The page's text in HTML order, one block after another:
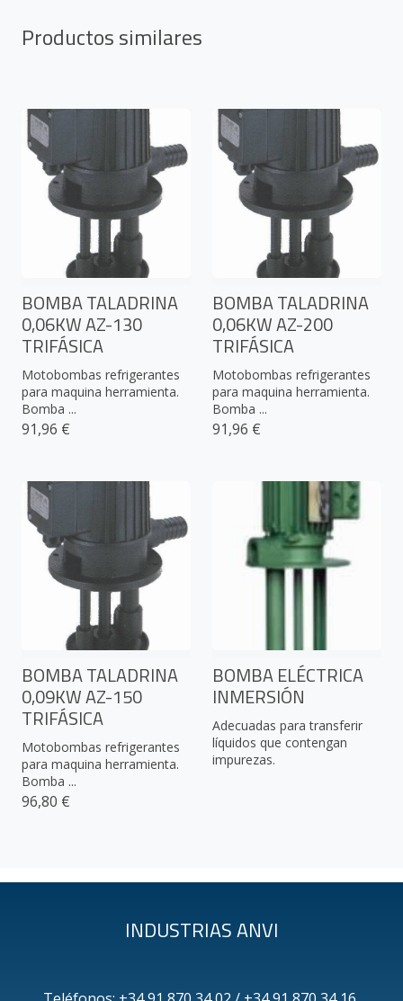
Productos similares
BOMBA TALADRINA
0,06KW AZ-130
TRIFÁSICA
Motobombas refrigerantes
para maquina herramienta.
Bomba ...
91,96 €
BOMBA TALADRINA
0,06KW AZ-200
TRIFÁSICA
Motobombas refrigerantes
para maquina herramienta.
Bomba ...
91,96 €
BOMBA TALADRINA
0,09KW AZ-150
TRIFÁSICA
Motobombas refrigerantes
para maquina herramienta.
Bomba ...
96,80 €
BOMBA ELÉCTRICA
INMERSIÓN
Adecuadas para transferir
líquidos que contengan
impurezas.
INDUSTRIAS ANVI